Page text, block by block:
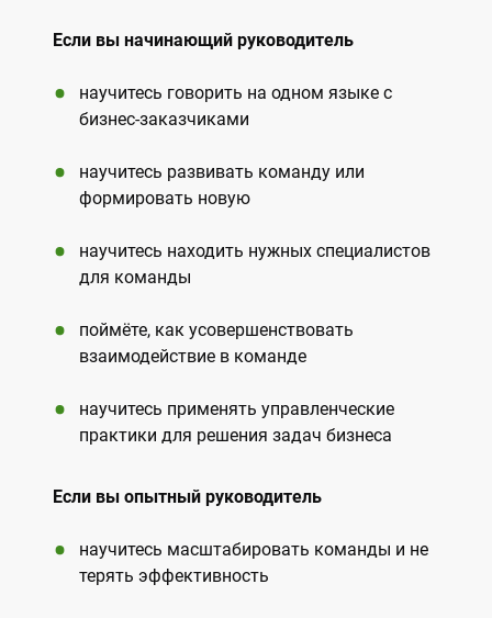
Если вы начинающий руководитель
научитесь говорить на одном языке с
бизнес-заказчиками
научитесь развивать команду или
формировать новую
научитесь находить нужных специалистов
для команды
поймёте, как усовершенствовать
взаимодействие в команде
научитесь применять управленческие
практики для решения задач бизнеса
Если вы опытный руководитель
научитесь масштабировать команды и не
терять эффективность